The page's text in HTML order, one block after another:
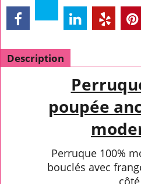
Description
poupée
Perruque 100%
bouclés avec
côté